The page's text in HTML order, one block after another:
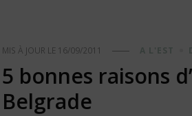
MIS À JOUR LE 16/09/2011
5 bonnes raisons
Belgrade